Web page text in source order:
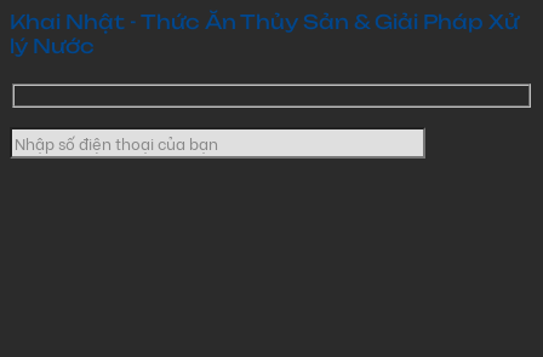
Khai Nhật - Thức Ăn Thủy Sản & Giải Pháp Xử
lý Nước